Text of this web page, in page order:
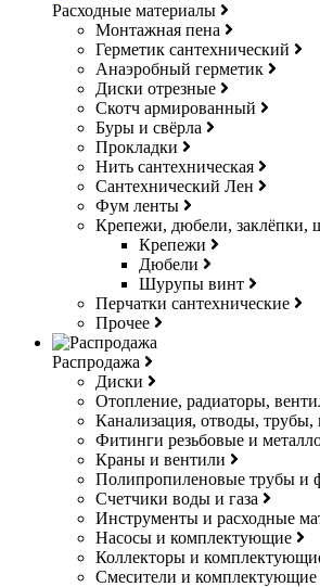
Расходные материалы
Монтажная пена
Герметик сантехнический
Анаэробный герметик
Диски отрезные
Скотч армированный
Буры и свёрла
Прокладки
Нить сантехническая
Сантехнический Лен
Фум ленты
Крепежи, дюбели, заклёпки,
Крепежи
Дюбели
Шурупы винт
Перчатки сантехнические
Прочее
Распродажа
Диски
Отопление, радиаторы,
Канализация, отводы,
Фитинги резьбовые и
Краны и вентили
Полипропиленовые трубы и
Счетчики воды и газа
Инструменты и расходные
Насосы и комплектующие
Коллекторы и
Смесители и комплектующие